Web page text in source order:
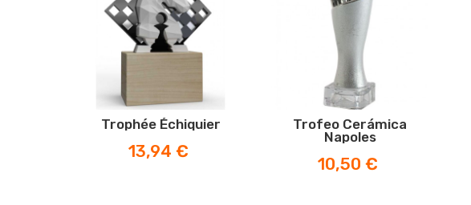
Trophée Échiquier
Prix
13,94 €
Trofeo Cerámica
Napoles
Prix
10,50 €